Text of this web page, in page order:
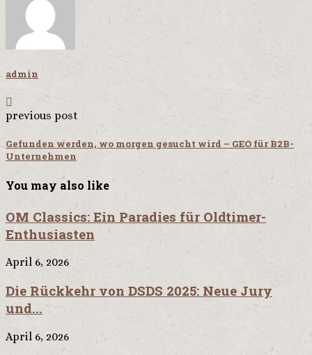
admin
previous post
Gefunden werden, wo morgen gesucht wird – GEO für B2B-
Unternehmen
You may also like
OM Classics: Ein Paradies für Oldtimer-
Enthusiasten
April 6, 2026
Die Rückkehr von DSDS 2025: Neue Jury
und...
April 6, 2026